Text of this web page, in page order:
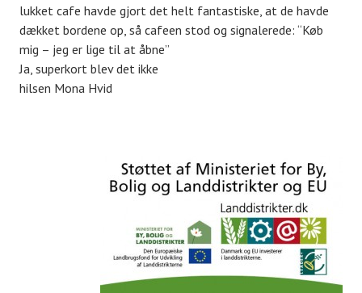
lukket cafe havde gjort det helt fantastiske, at de havde
dækket bordene op, så cafeen stod og signalerede: “Køb
mig – jeg er lige til at åbne”
Ja, superkort blev det ikke
hilsen Mona Hvid